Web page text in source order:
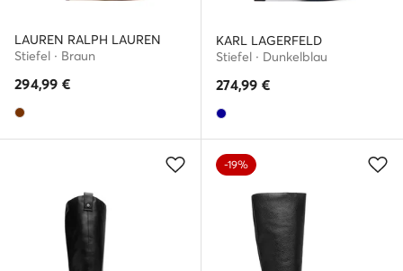
LAUREN RALPH LAUREN
Stiefel · Braun
294,99 €
KARL LAGERFELD
Stiefel · Dunkelblau
274,99 €
-19%